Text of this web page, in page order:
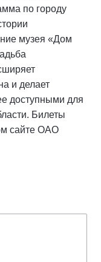
по городу
музея «Дом
и делает
доступными для
Билеты
сайте ОАО